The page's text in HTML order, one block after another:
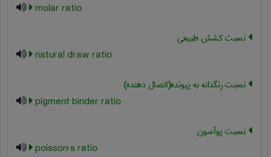
molar ratio
نسبت کشش طبیعی
natural draw ratio
نسبت رنگدانه به پیونده(اتصال دهنده)
pigment binder ratio
نسبت پوآسون
poisson's ratio